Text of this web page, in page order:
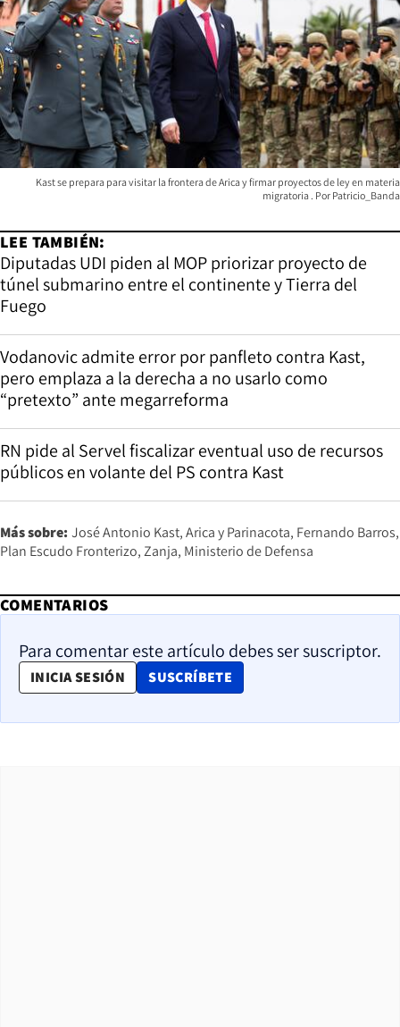
Kast se prepara para visitar la frontera de Arica y firmar proyectos de ley en materia
migratoria
Patricio_Banda
LEE TAMBIÉN:
Diputadas UDI piden al MOP priorizar proyecto de
túnel submarino entre el continente y Tierra del
Fuego
Vodanovic admite error por panfleto contra Kast,
pero emplaza a la derecha a no usarlo como
“pretexto” ante megarreforma
RN pide al Servel fiscalizar eventual uso de recursos
públicos en volante del PS contra Kast
Más sobre: José Antonio Kast Arica y Parinacota Fernando Barros
Plan Escudo Fronterizo Zanja Ministerio de Defensa
COMENTARIOS
Para comentar este artículo debes ser suscriptor.
INICIA SESIÓN SUSCRÍBETE
OPENS IN NEW WINDOW